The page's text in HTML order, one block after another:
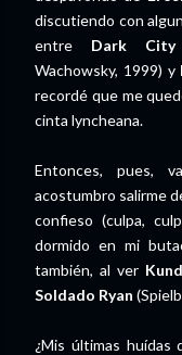
discutiendo con
entre Dark City
Wachowsky, 1999) y
recordé que me
cinta lyncheana.
Entonces, pues,
acostumbro salirme
confieso (culpa,
dormido en mi
también, al ver
Soldado Ryan
¿Mis últimas huídas